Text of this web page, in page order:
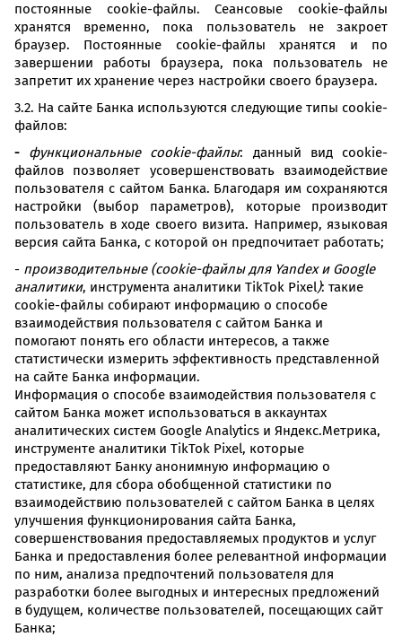
постоянные cookie-файлы. Сеансовые cookie-файлы
хранятся временно, пока пользователь не закроет
браузер. Постоянные cookie-файлы хранятся и по
завершении работы браузера, пока пользователь не
запретит их хранение через настройки своего браузера.
3.2. На сайте Банка используются следующие типы cookie-
файлов:
- функциональные cookie-файлы: данный вид cookie-
файлов позволяет усовершенствовать взаимодействие
пользователя с сайтом Банка. Благодаря им сохраняются
настройки (выбор параметров), которые производит
пользователь в ходе своего визита. Например, языковая
версия сайта Банка, с которой он предпочитает работать;
- производительные (cookie-файлы для Yandex и Google
аналитики, инструмента аналитики TikTok Pixel): такие
cookie-файлы собирают информацию о способе
взаимодействия пользователя с сайтом Банка и
помогают понять его области интересов, а также
статистически измерить эффективность представленной
на сайте Банка информации.
Информация о способе взаимодействия пользователя с
сайтом Банка может использоваться в аккаунтах
аналитических систем Google Analytics и Яндекс.Метрика,
инструменте аналитики TikTok Pixel, которые
предоставляют Банку анонимную информацию о
статистике, для сбора обобщенной статистики по
взаимодействию пользователей с сайтом Банка в целях
улучшения функционирования сайта Банка,
совершенствования предоставляемых продуктов и услуг
Банка и предоставления более релевантной информации
по ним, анализа предпочтений пользователя для
разработки более выгодных и интересных предложений
в будущем, количестве пользователей, посещающих сайт
Банка;